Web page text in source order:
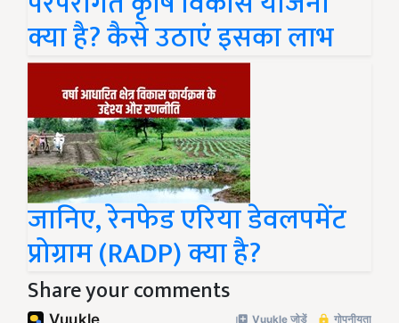
क्या है? कैसे उठाएं इसका लाभ
जानिए, रेनफेड एरिया डेवलपमेंट
प्रोग्राम (RADP) क्या है?
Share your comments